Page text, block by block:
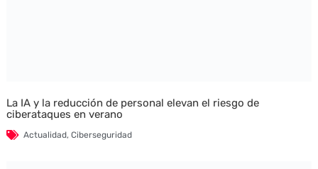
La IA y la reducción de personal elevan el riesgo de
ciberataques en verano
Actualidad, Ciberseguridad